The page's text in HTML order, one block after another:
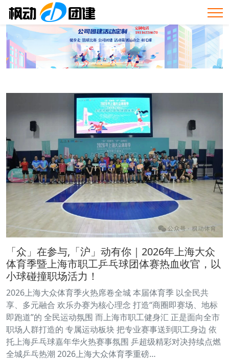
「众」在参与,「沪」动有你｜2026年上海大众
体育季暨上海市职工乒乓球团体赛热血收官，以
小球碰撞职场活力！
2026上海大众体育季火热席卷全城 本届体育季 以全民共
享、多元融合 欢乐办赛为核心理念 打造“商圈即赛场、地标
即跑道”的 全民运动氛围 而上海市职工健身汇 正是面向全市
职场人群打造的 专属运动板块 把专业赛事送到职工身边 依
托上海乒乓球嘉年华火热赛事氛围 乒超级精彩对决持续点燃
全城乒乓热潮 2026上海大众体育季重磅…